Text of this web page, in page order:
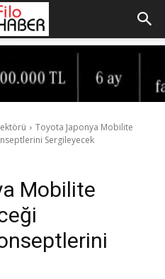
Toyota Japonya Mobilite
Sergileyecek
Mobilite